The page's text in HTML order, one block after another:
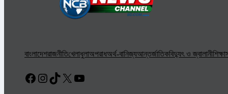
বাংলাদেশরাজনীতিখেলাধুলাঅপরাধঅর্থ-বানিজ্যআন্তর্জাতিকবিদ্যুৎ ও জ্বালানীশিক্ষা
Facebook
Instagram
TikTok
X YouTube